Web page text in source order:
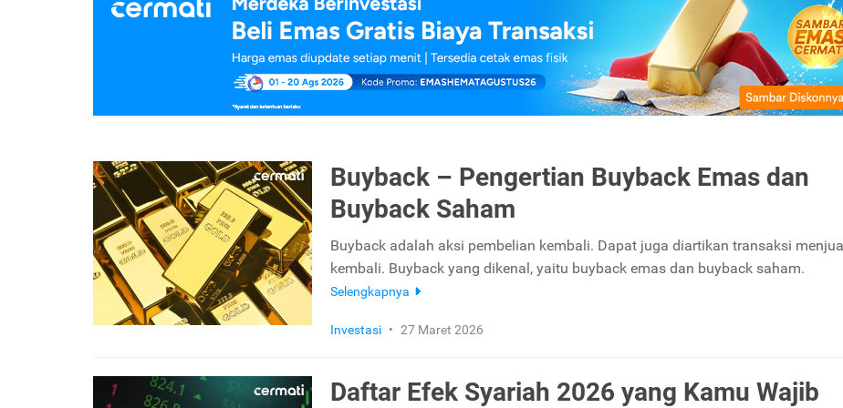
Buyback – Pengertian Buyback Emas dan
Buyback Saham
Buyback adalah aksi pembelian kembali. Dapat juga diartikan transaksi
kembali. Buyback yang dikenal, yaitu buyback emas dan buyback saham.
Selengkapnya
Investasi • 27 Maret 2026
Daftar Efek Syariah 2026 yang Kamu Wajib